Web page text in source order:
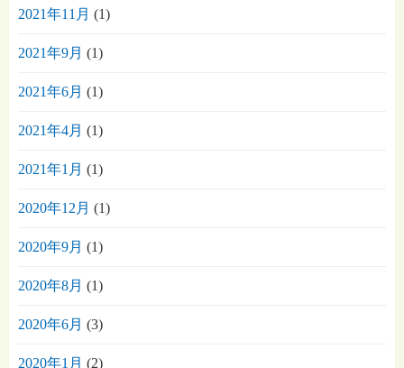
2021年11月 (1)
2021年9月 (1)
2021年6月 (1)
2021年4月 (1)
2021年1月 (1)
2020年12月 (1)
2020年9月 (1)
2020年8月 (1)
2020年6月 (3)
2020年1月 (2)